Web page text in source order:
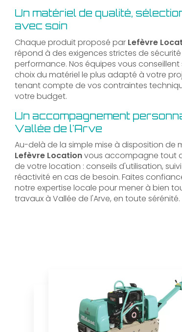
Un matériel de qualité,
avec soin
Chaque produit proposé par Lefèvre
répond à des exigences strictes de
performance. Nos équipes vous conseillent
choix du matériel le plus adapté à votre
tenant compte de vos contraintes
votre budget.
Un accompagnement
Vallée de l'Arve
Au-delà de la simple mise à disposition de
Lefèvre Locationvous accompagne tout
de votre location : conseils d'utilisation,
réactivité en cas de besoin. Faites
notre expertise locale pour mener à bien
travaux à Vallée de l'Arve, en toute sérénité.